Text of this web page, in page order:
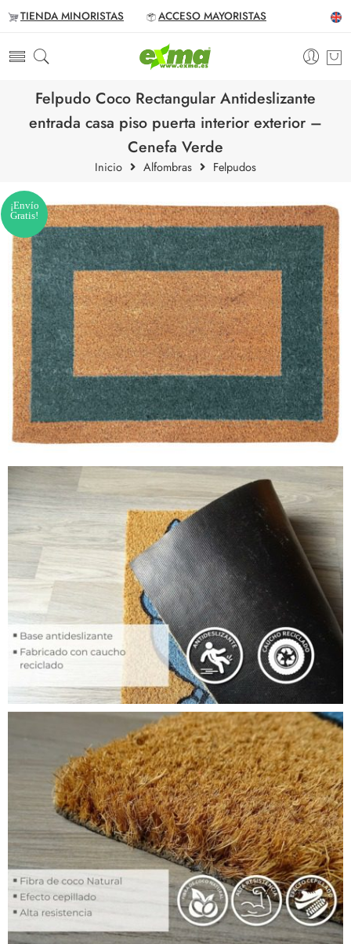
TIENDA MINORISTAS ACCESO MAYORISTAS
Felpudo Coco Rectangular Antideslizante
entrada casa piso puerta interior exterior –
Cenefa Verde
Inicio Alfombras Felpudos
¡Envío
Gratis!